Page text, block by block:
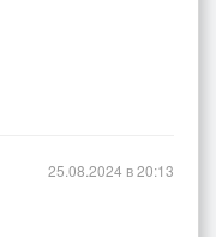
25.08.2024 в 20:13